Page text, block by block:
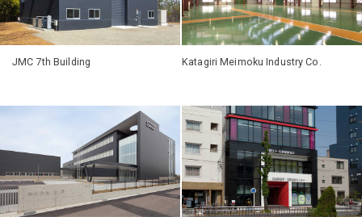
JMC 7th Building Katagiri Meimoku Industry Co.